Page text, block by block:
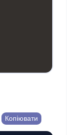
Копіювати